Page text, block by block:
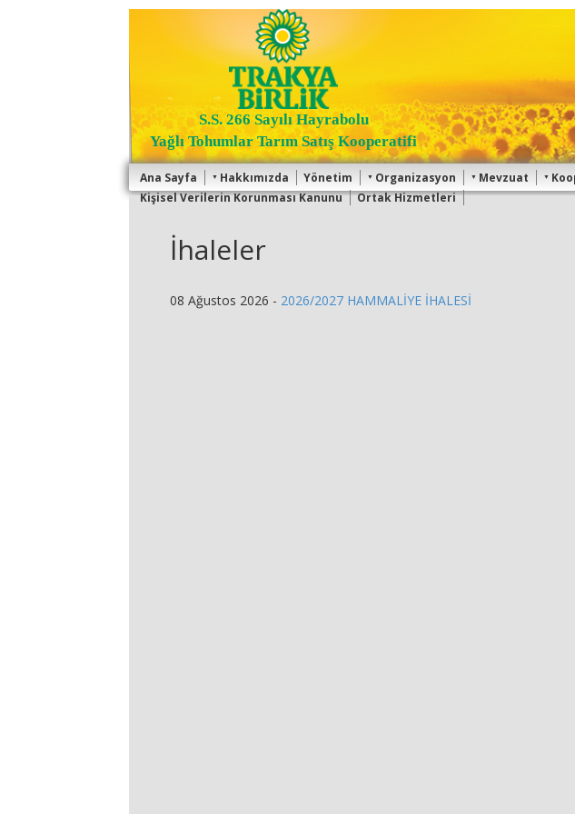
S.S. 266 Sayılı Hayrabolu
Yağlı Tohumlar Tarım Satış Kooperatifi
Ana Sayfa Hakkımızda Yönetim Organizasyon Mevzuat
Kişisel Verilerin Korunması Kanunu
Ortak Hizmetleri
İhaleler
08 Ağustos 2026 - 2026/2027 HAMMALİYE İHALESİ